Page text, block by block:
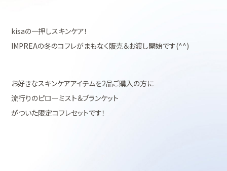
kisaの一押しスキンケア！
IMPREAの冬のコフレがまもなく販売＆お渡し開始です(^^)
お好きなスキンケアアイテムを2品ご購入の方に
流行りのピローミスト＆ブランケット
がついた限定コフレセットです！